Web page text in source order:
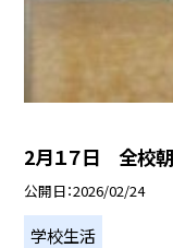
2月１７日 全校
公開日 2026/02/24
学校生活